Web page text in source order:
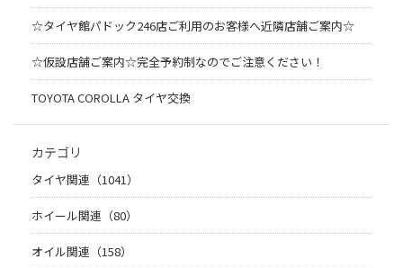
☆タイヤ館パドック246店ご利用のお客様へ近隣店舗ご案内☆
☆仮設店舗ご案内☆完全予約制なのでご注意ください！
TOYOTA COROLLA タイヤ交換
カテゴリ
タイヤ関連（1041）
ホイール関連（80）
オイル関連（158）